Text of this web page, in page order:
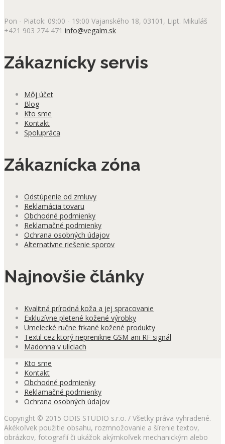
Pon - Piatok: 09:00 - 19:00 Vajanského 18, 03101, Lipt. Mikuláš
+421 903 274 471 info@vegalm.sk
Zákaznícky servis
Môj účet
Blog
Kto sme
Kontakt
Spolupráca
Zákaznícka zóna
Odstúpenie od zmluvy
Reklamácia tovaru
Obchodné podmienky
Reklamačné podmienky
Ochrana osobných údajov
Alternatívne riešenie sporov
Najnovšie články
Kvalitná prírodná koža a jej spracovanie
Exkluzívne pletené kožené výrobky
Umelecké ručne frkané kožené produkty
Textil cez ktorý neprenikne GSM ani RF signál
Madonna v uliciach
Kto sme
Kontakt
Obchodné podmienky
Reklamačné podmienky
Ochrana osobných údajov
Copyright © 2015 ODIS STUDIO s.r.o. / Všetky práva vyhradené.
Akékoľvek použitie obsahu, rozmnožovanie a šírenie textov,
obrázkov, fotografií či ukážok akýmkoľvek mechanickým alebo